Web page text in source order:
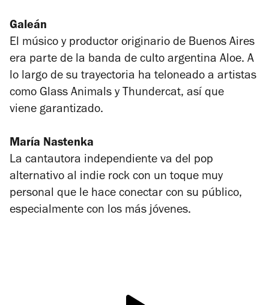
Galeán
El músico y productor originario de Buenos Aires
era parte de la banda de culto argentina Aloe. A
lo largo de su trayectoria ha teloneado a artistas
como Glass Animals y Thundercat, así que
viene garantizado.
María Nastenka
La cantautora independiente va del pop
alternativo al indie rock con un toque muy
personal que le hace conectar con su público,
especialmente con los más jóvenes.